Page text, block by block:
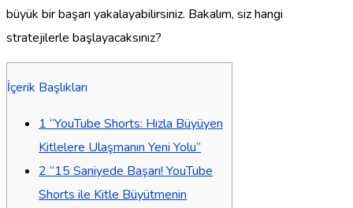
büyük bir başarı yakalayabilirsiniz. Bakalım, siz hangi
stratejilerle başlayacaksınız?
İçerik Başlıkları
1 “YouTube Shorts: Hızla Büyüyen
Kitlelere Ulaşmanın Yeni Yolu”
2 “15 Saniyede Başarı! YouTube
Shorts ile Kitle Büyütmenin